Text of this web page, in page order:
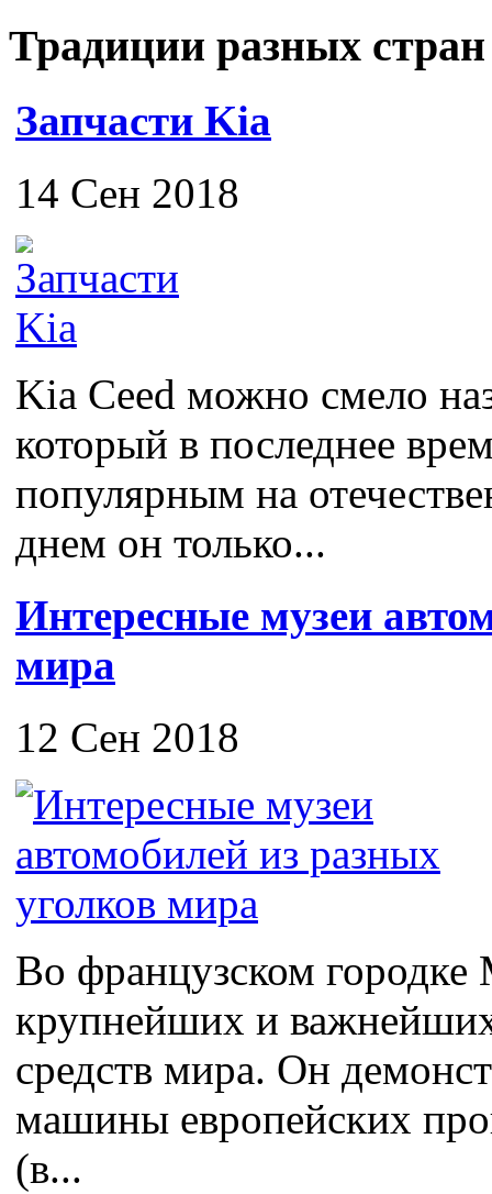
Традиции разных стран
Запчасти Kia
14 Сен 2018
Kia Ceed можно смело
который в последнее
популярным на
днем он только...
Интересные музеи
мира
12 Сен 2018
Во французском
крупнейших и
средств мира. Он
машины европейских
(в...